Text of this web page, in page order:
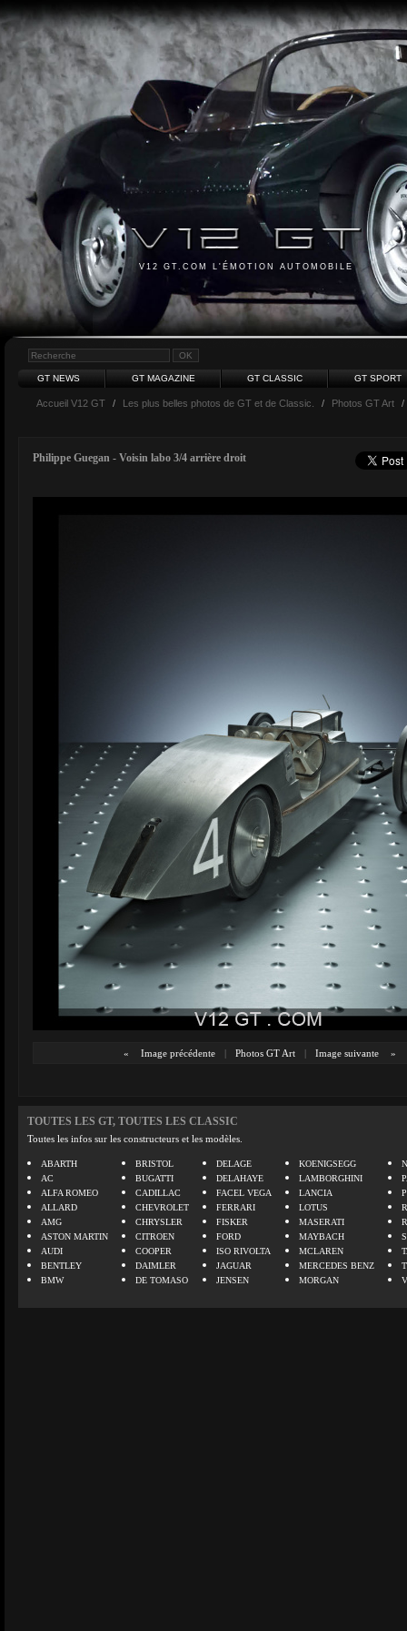
V12 GT.COM L'ÉMOTION AUTOMOBILE
GT NEWS GT MAGAZINE GT CLASSIC GT SPORT
Accueil V12 GT / Les plus belles photos de GT et de Classic. / Photos GT Art /
Philippe Guegan - Voisin labo 3/4 arrière droit
« Image précédente | Photos GT Art | Image suivante »
TOUTES LES GT, TOUTES LES CLASSIC
Toutes les infos sur les constructeurs et les modèles.
ABARTH
AC
ALFA ROMEO
ALLARD
AMG
ASTON MARTIN
AUDI
BENTLEY
BMW
BRISTOL
BUGATTI
CADILLAC
CHEVROLET
CHRYSLER
CITROEN
COOPER
DAIMLER
DE TOMASO
DELAGE
DELAHAYE
FACEL VEGA
FERRARI
FISKER
FORD
ISO RIVOLTA
JAGUAR
JENSEN
KOENIGSEGG
LAMBORGHINI
LANCIA
LOTUS
MASERATI
MAYBACH
MCLAREN
MERCEDES BENZ
MORGAN